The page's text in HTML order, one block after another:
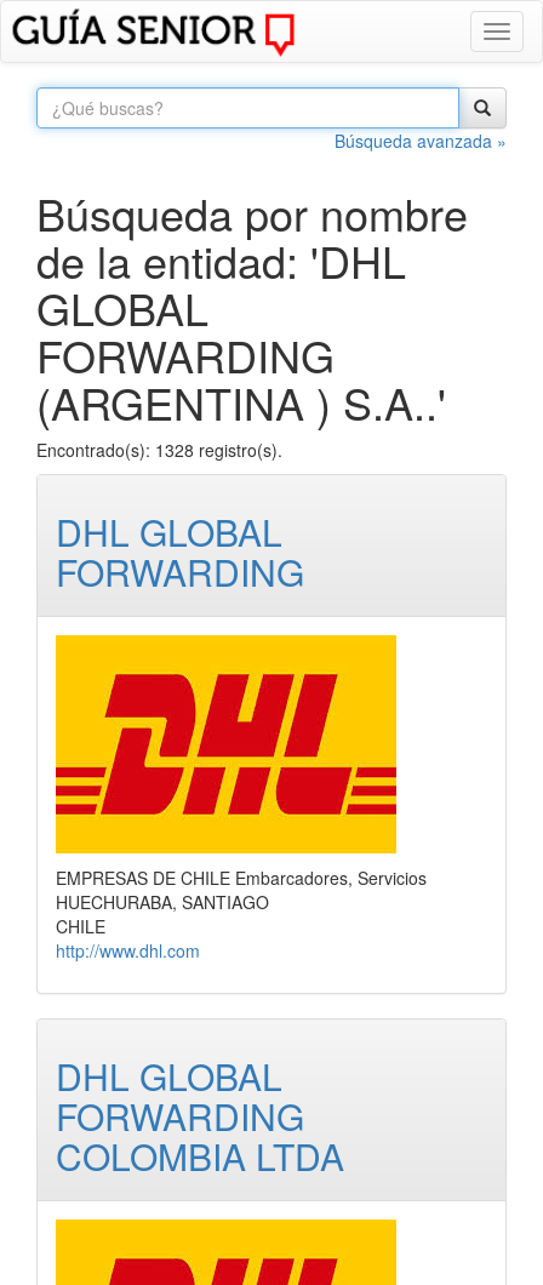
Búsqueda avanzada »
Búsqueda por nombre
de la entidad: 'DHL
GLOBAL
FORWARDING
(ARGENTINA ) S.A..'
Encontrado(s): 1328 registro(s).
DHL GLOBAL
FORWARDING
EMPRESAS DE CHILE Embarcadores, Servicios
HUECHURABA, SANTIAGO
CHILE
http://www.dhl.com
DHL GLOBAL
FORWARDING
COLOMBIA LTDA